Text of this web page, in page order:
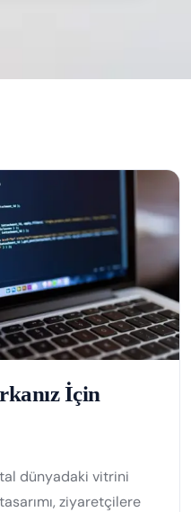
İçin
dünyadaki vitrini
ziyaretçilere